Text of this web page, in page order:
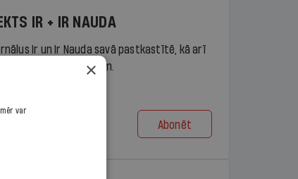
IR + IR NAUDA
Ir un Ir Nauda savā pastkastītē, kā arī
portāla ir.lv saturam.
Abonēt
×
var